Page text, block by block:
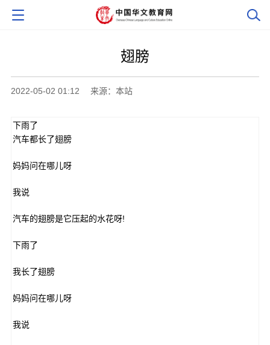
翅膀
2022-05-02 01:12 来源：本站
下雨了
汽车都长了翅膀
妈妈问在哪儿呀
我说
汽车的翅膀是它压起的水花呀!
下雨了
我长了翅膀
妈妈问在哪儿呀
我说